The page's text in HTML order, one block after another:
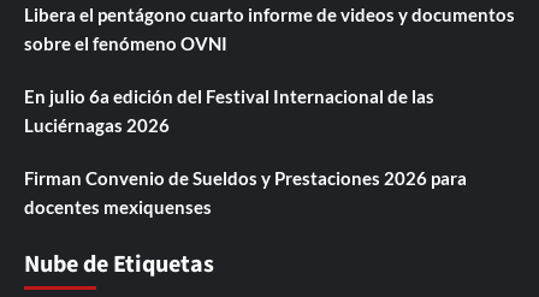
Libera el pentágono cuarto informe de videos y documentos
sobre el fenómeno OVNI
En julio 6a edición del Festival Internacional de las
Luciérnagas 2026
Firman Convenio de Sueldos y Prestaciones 2026 para
docentes mexiquenses
Nube de Etiquetas